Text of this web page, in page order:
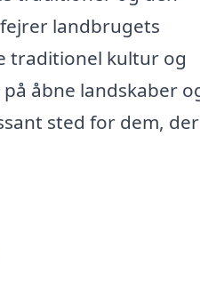
landbrugets
traditionel kultur og
åbne landskaber
sted for dem,